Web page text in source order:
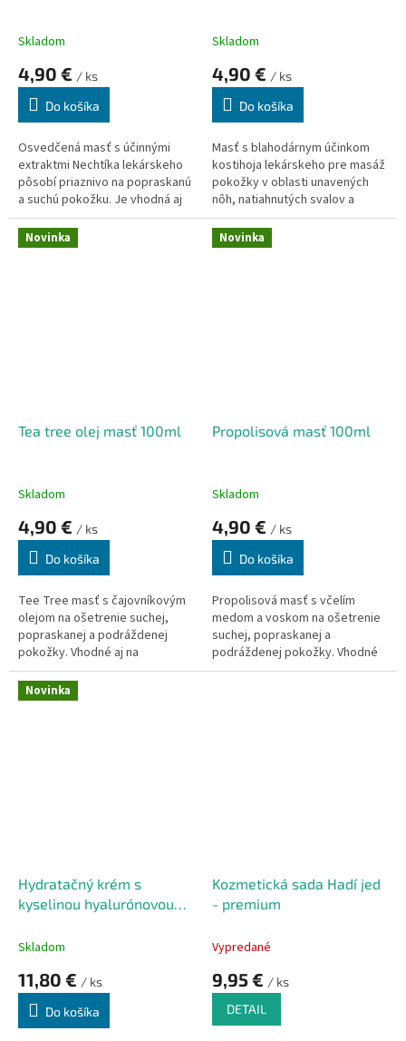
Skladom
4,90 € / ks
Do košíka
Osvedčená masť s účinnými
extraktmi Nechtíka lekárskeho
pôsobí priaznivo na popraskanú
a suchú pokožku. Je vhodná aj
na pokožku v oblasti kŕčových
žíl. Osvedčuje sa pri
starostlivosti o suchú pokožku
Skladom
4,90 € / ks
Do košíka
Masť s blahodárnym účinkom
kostihoja lekárskeho pre masáž
pokožky v oblasti unavených
nôh, natiahnutých svalov a
kĺbov. Je obzvlášť vhodná pre
staršie osoby na pokožku v
oblasti kŕčových žíl. Vhodná pre
Novinka
Tea tree olej masť 100ml
Skladom
4,90 € / ks
Do košíka
Tee Tree masť s čajovníkovým
olejom na ošetrenie suchej,
popraskanej a podráždenej
pokožky. Vhodné aj na
pery. Odpudzuje hmyz, používa
sa aj pri poštípaní hmyzom.
Novinka
Propolisová masť 100ml
Skladom
4,90 € / ks
Do košíka
Propolisová masť s včelím
medom a voskom na ošetrenie
suchej, popraskanej a
podráždenej pokožky. Vhodné
aj na pery.
Novinka
Hydratačný krém s
kyselinou hyalurónovou
Skladom
11,80 € / ks
Do košíka
Kozmetická sada Hadí jed
- premium
Vypredané
9,95 € / ks
DETAIL